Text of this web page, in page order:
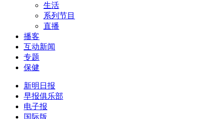
生活
系列节目
直播
播客
互动新闻
专题
保健
新明日报
早报俱乐部
电子报
国际版